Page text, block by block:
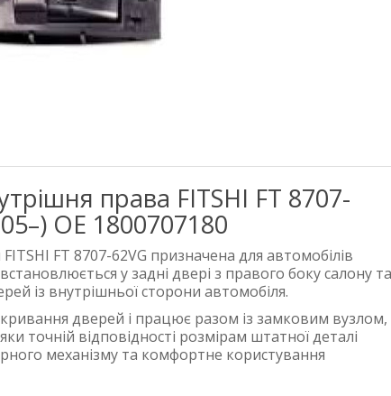
права FITSHI FT 8707-
OE 1800707180
FT 8707-62VG призначена для автомобілів
у задні двері з правого боку салону та
із внутрішньої сторони автомобіля.
дверей і працює разом із замковим вузлом,
точній відповідності розмірам штатної деталі
механізму та комфортне користування